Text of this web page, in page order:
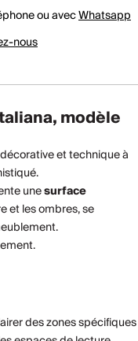
ou avecWhatsapp
nous
modèle
et technique à
unesurface
et les ombres, se
des zones spécifiques